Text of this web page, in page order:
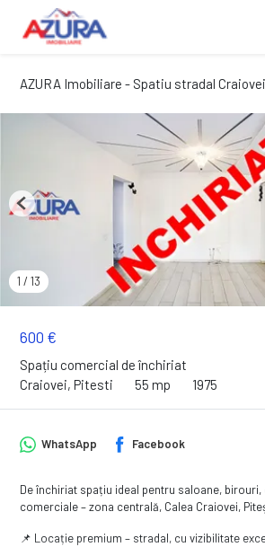
AZURA Imobiliare - Spatiu stradal Craiovei
600 €
Spațiu comercial de închiriat
Craiovei, Pitesti
55 mp 1975
1 / 13
Previous
WhatsApp Facebook
De închiriat spațiu ideal pentru saloane,
comerciale – zona centrală, Calea Craiovei,
📌 Locație premium – stradal, cu vizibilitate